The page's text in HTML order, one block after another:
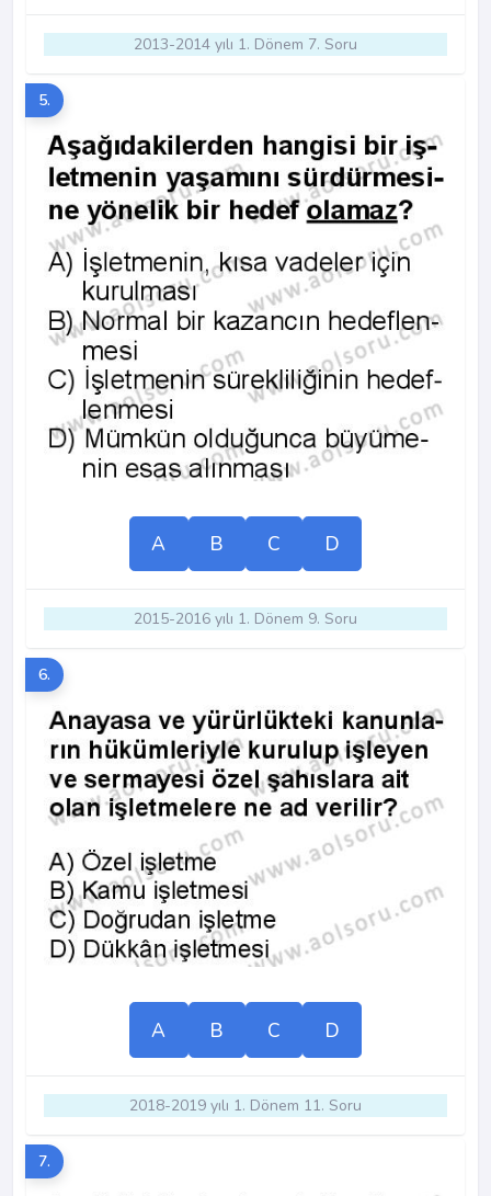
2013-2014 yılı 1. Dönem 7. Soru
5.
A B C D
2015-2016 yılı 1. Dönem 9. Soru
6.
A B C D
2018-2019 yılı 1. Dönem 11. Soru
7.